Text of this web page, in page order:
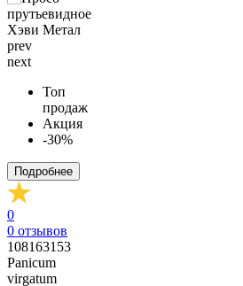
prev
next
Топ
продаж
Акция
-30%
Подробнее
0
0 отзывов
108163153
Panicum
virgatum